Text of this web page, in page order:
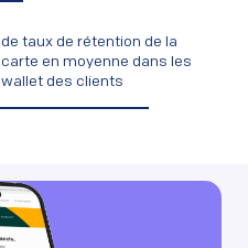
de taux de rétention de la
carte en moyenne dans les
wallet des clients